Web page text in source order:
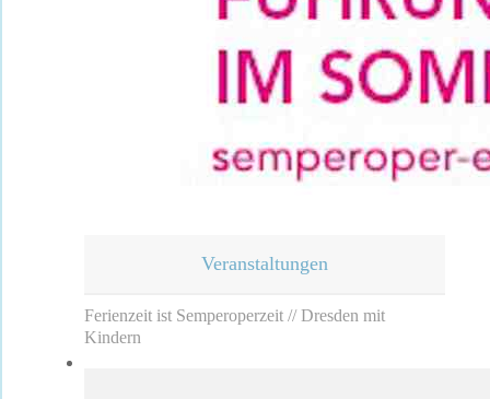
Veranstaltungen
Ferienzeit ist Semperoperzeit // Dresden mit
Kindern